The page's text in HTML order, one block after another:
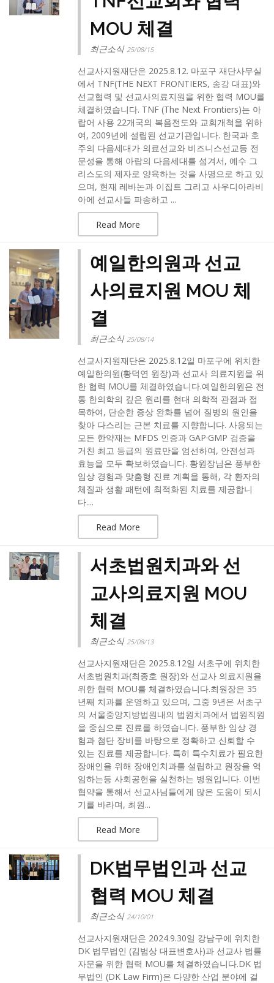
MOU 체결
최근소식 25/08/15
선교사지원재단은 2025.8.12. 마포구 재단사무실
에서 TNF(THE NEXT FRONTIERS, 송강 대표)와
선교협력 및 선교사의료지원을 위한 협력 MOU를
체결하였습니다.​ TNF (The Next Frontiers)는 아
랍어 사용 22개국의 복음전도와 교회개척을 위하
여, 2009년에 설립된 선교기관입니다. 한국과 호
주의 다음세대가 의료선교와 비즈니스선교등 전
문성을 통해 아랍의 다음세대를 섬겨서, 예수 그
리스도의 제자로 양육하는 것을 사명으로 하고 있
으며, 현재 레바논과 이집트 그리고 사우디아라비
아에 선교사들 파송하고 ...
Read More
예일한의원과 선교
사의료지원 MOU 체
결
최근소식 25/08/14
선교사지원재단은 2025.8.12일 마포구에 위치한
예일한의원(황덕연 원장)과 선교사 의료지원을 위
한 협력 MOU를 체결하였습니다.예일한의원은 전
통 한의학의 깊은 원리를 현대 의학적 관점과 접
목하여, 단순한 증상 완화를 넘어 질병의 원인을
찾아 다스리는 근본 치료를 지향합니다. 사용되는
모든 한약재는 MFDS 인증과 GAP·GMP 검증을
거친 최고 등급의 원료만을 엄선하여, 안전성과
효능을 모두 확보하였습니다. 황원장님은 풍부한
임상 경험과 맞춤형 진료 계획을 통해, 각 환자의
체질과 생활 패턴에 최적화된 치료를 제공합니
다....
Read More
서초법원치과와 선
교사의료지원 MOU
체결
최근소식 25/08/13
선교사지원재단은 2025.8.12일 서초구에 위치한
서초법원치과(최종호 원장)와 선교사 의료지원을
위한 협력 MOU를 체결하였습니다.최원장은 35
년째 치과를 운영하고 있으며, 그중 9년은 서초구
의 서울중앙지방법원내의 법원치과에서 법원직원
을 중심으로 진료를 하였습니다. 풍부한 임상 경
험과 첨단 장비를 바탕으로 정확하고 신뢰할 수
있는 진료를 제공합니다. 특히 특수치료가 필요한
장애인을 위해 장애인치과를 설립하고 원장을 역
임하는등 사회공헌을 실천하는 병원입니다. 이번
협약을 통해서 선교사님들에게 많은 도움이 되시
기를 바라며, 최원...
Read More
DK법무법인과 선교
협력 MOU 체결
최근소식 24/10/01
선교사지원재단은 2024.9.30일 강남구에 위치한
DK 법무법인 (김범상 대표변호사)과 선교사 법률
자문을 위한 협력 MOU를 체결하였습니다.​DK 법
무법인 (DK Law Firm)은 다양한 산업 분야에 걸